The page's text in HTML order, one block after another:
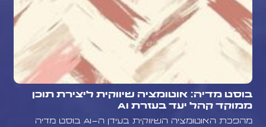
בוסט מדיה: אוטומציה שיווקית ליצירת תוכן
ממוקד קהל יעד בעזרת AI
מהפכת האוטומציה השיווקית בעידן ה-AI בוסט מדיה